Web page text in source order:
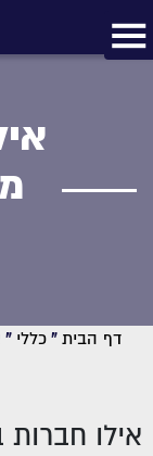
דף הבית » כללי »
אילו